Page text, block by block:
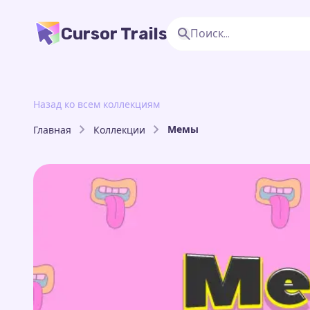
Cursor Trails
Назад ко всем коллекциям
Главная Коллекции Мемы